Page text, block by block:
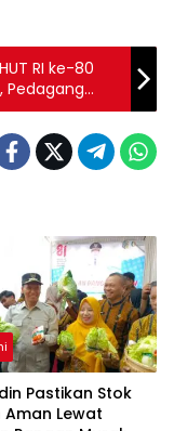
RI ke-80
Pedagang
Pastikan Stok
Aman Lewat